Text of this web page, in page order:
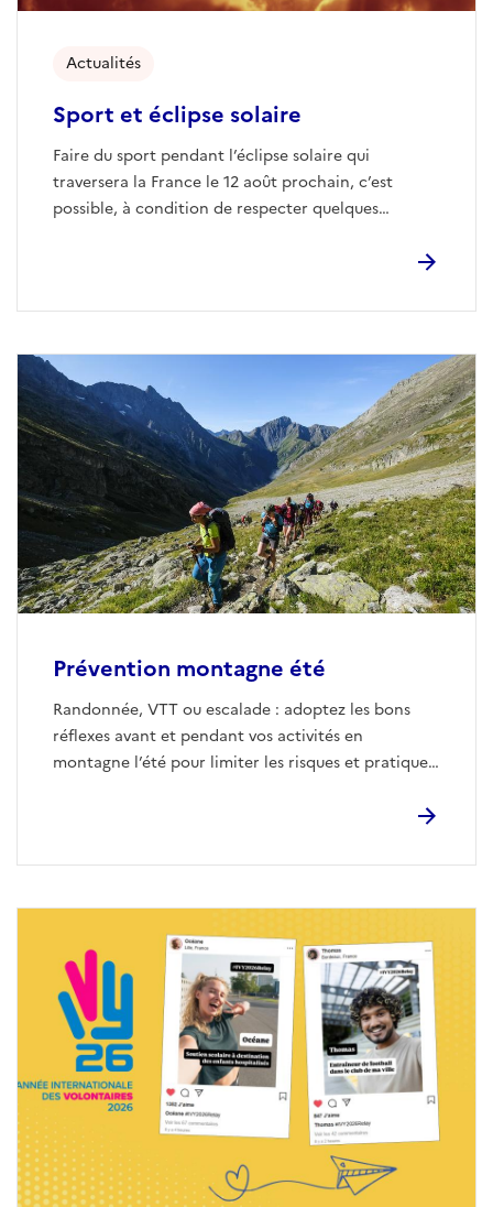
Sport et éclipse solaire
Faire du sport pendant l’éclipse solaire qui
traversera la France le 12 août prochain, c’est
possible, à condition de respecter quelques
Actualités
Prévention montagne été
Randonnée, VTT ou escalade : adoptez les bons
réflexes avant et pendant vos activités en
montagne l’été pour limiter les risques et pratiquer